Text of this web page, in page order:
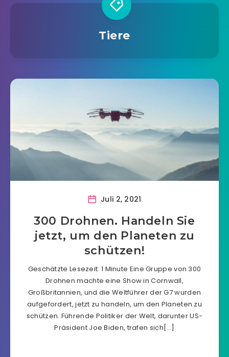
Tiere
Juli 2, 2021
300 Drohnen. Handeln Sie
jetzt, um den Planeten zu
schützen!
Geschätzte Lesezeit: 1 Minute Eine Gruppe von 300
Drohnen machte eine Show in Cornwall,
Großbritannien, und die Weltführer der G7 wurden
aufgefordert, jetzt zu handeln, um den Planeten zu
schützen. Führende Politiker der Welt, darunter US-
Präsident Joe Biden, trafen sich[…]